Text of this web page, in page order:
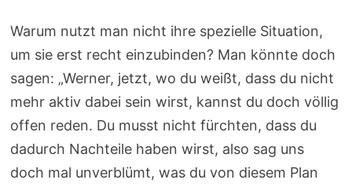
Warum nutzt man nicht ihre spezielle Situation,
um sie erst recht einzubinden? Man könnte doch
sagen: „Werner, jetzt, wo du weißt, dass du nicht
mehr aktiv dabei sein wirst, kannst du doch völlig
offen reden. Du musst nicht fürchten, dass du
dadurch Nachteile haben wirst, also sag uns
doch mal unverblümt, was du von diesem Plan